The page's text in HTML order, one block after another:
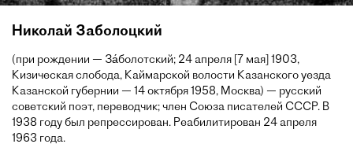
Николай Заболоцкий
(при рождении — За́болотский; 24 апреля [7 мая] 1903,
Кизическая слобода, Каймарской волости Казанского уезда
Казанской губернии — 14 октября 1958, Москва) — русский
советский поэт, переводчик; член Союза писателей СССР. В
1938 году был репрессирован. Реабилитирован 24 апреля
1963 года.